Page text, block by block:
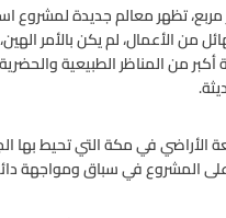
من الأعمال، لم يكن بالأمر
من المناظر الطبيعية
في مكة التي تحيط بها
المشروع في سباق ومواجهة